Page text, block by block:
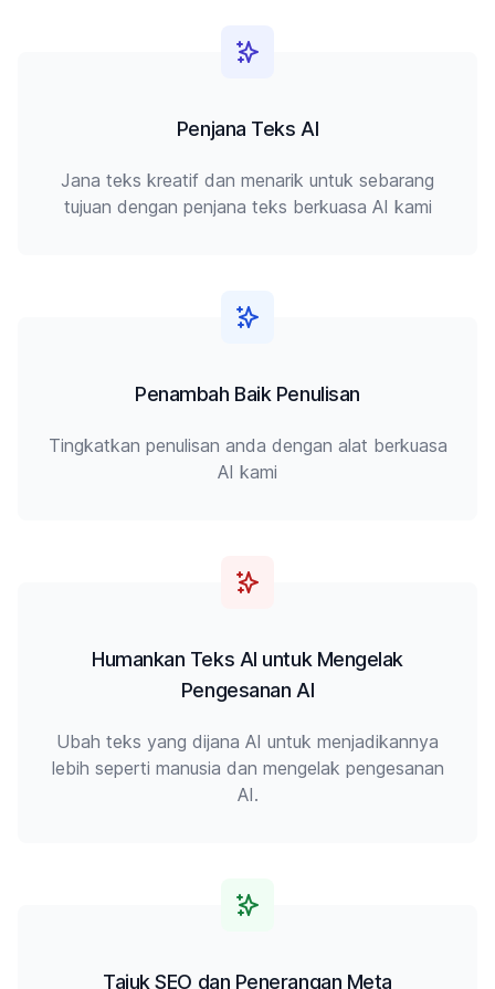
Penjana Teks AI
Jana teks kreatif dan menarik untuk sebarang
tujuan dengan penjana teks berkuasa AI kami
Penambah Baik Penulisan
Tingkatkan penulisan anda dengan alat berkuasa
AI kami
Humankan Teks AI untuk Mengelak
Pengesanan AI
Ubah teks yang dijana AI untuk menjadikannya
lebih seperti manusia dan mengelak pengesanan
AI.
Tajuk SEO dan Penerangan Meta